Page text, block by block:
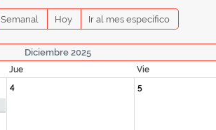
Semanal Hoy Ir al mes específico
Diciembre 2025
Jue Vie
4 5